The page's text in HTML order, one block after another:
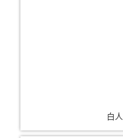
白